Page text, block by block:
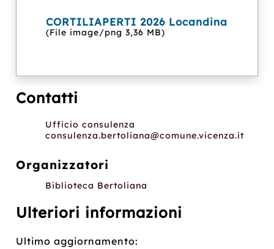
CORTILIAPERTI 2026 Locandina
(File image/png 3,36 MB)
Contatti
Ufficio consulenza
consulenza.bertoliana@comune.vicenza.it
Organizzatori
Biblioteca Bertoliana
Ulteriori informazioni
Ultimo aggiornamento: